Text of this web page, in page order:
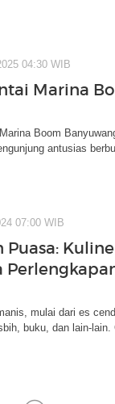
04:30 WIB
Marina
Boom
antusias
07:00 WIB
Puasa:
mulai dari es
buku, dan lain-lain.